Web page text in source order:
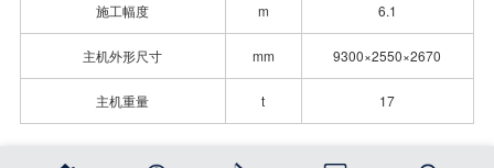
施工幅度 m 6.1
主机外形尺寸 mm 9300×2550×2670
主机重量 t 17